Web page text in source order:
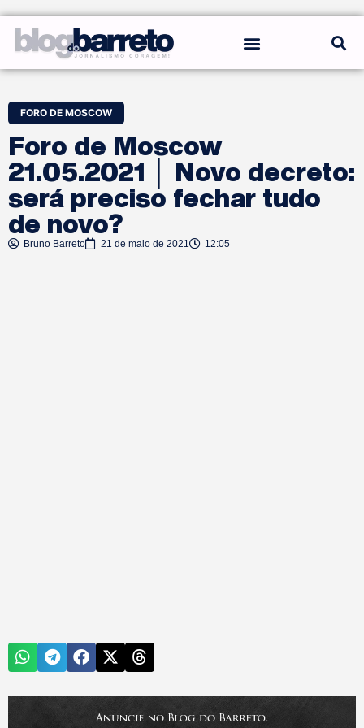
FORO DE MOSCOW
Foro de Moscow
21.05.2021 │ Novo decreto:
será preciso fechar tudo
de novo?
Bruno Barreto 21 de maio de 2021 12:05